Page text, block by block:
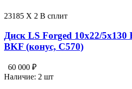
23185 X 2 В сплит
Диск LS Forged 10x22/5x130
BKF (конус, C570)
60 000 ₽
Наличие: 2 шт